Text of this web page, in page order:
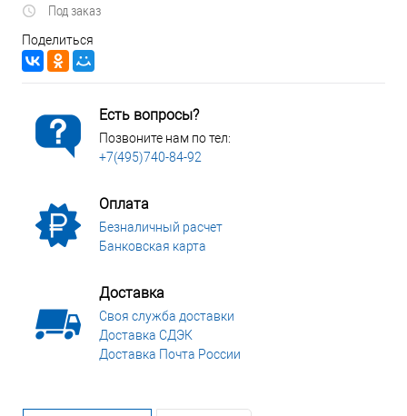
Под заказ
Поделиться
Есть вопросы?
Позвоните нам по тел:
+7(495)740-84-92
Оплата
Безналичный расчет
Банковская карта
Доставка
Своя служба доставки
Доставка СДЭК
Доставка Почта России